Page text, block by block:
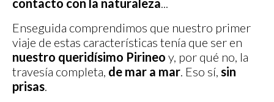
contacto con la naturaleza...
Enseguida comprendimos que nuestro primer
viaje de estas características tenía que ser en
nuestro queridísimo Pirineo y, por qué no, la
travesía completa, de mar a mar. Eso sí, sin
prisas.